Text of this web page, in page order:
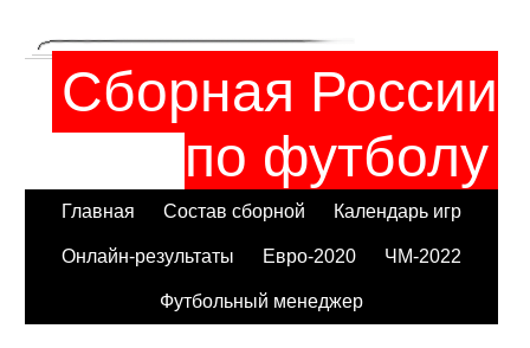
Сборная России
по футболу
Главная Состав сборной Календарь игр
Онлайн-результаты Евро-2020 ЧМ-2022
Футбольный менеджер